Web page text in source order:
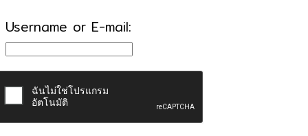
Username or E-mail: